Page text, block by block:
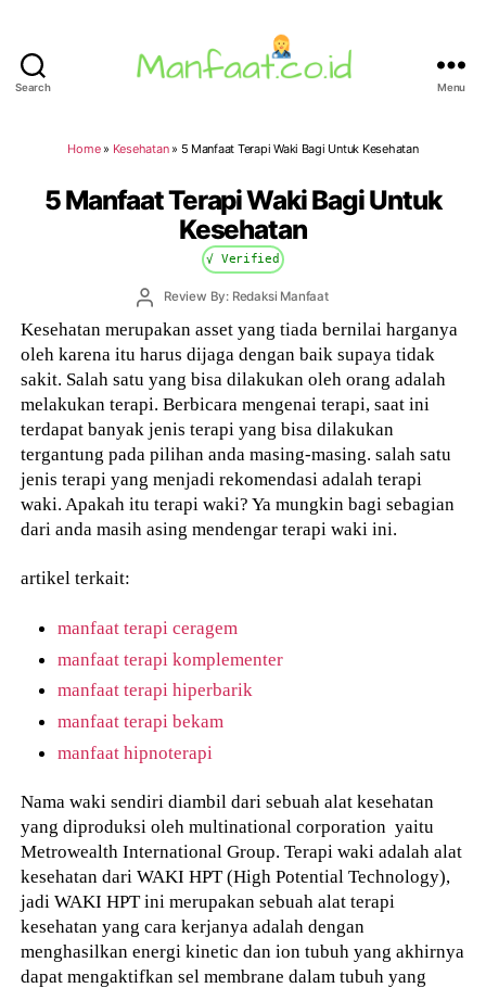
Search Menu
Home» Kesehatan» 5 Manfaat Terapi Waki Bagi Untuk Kesehatan
5 Manfaat Terapi Waki Bagi Untuk
Kesehatan
√ Verified
PostReview By: Redaksi Manfaat
Kesehatan merupakan asset yang tiada bernilai harganya
oleh karena itu harus dijaga dengan baik supaya tidak
sakit. Salah satu yang bisa dilakukan oleh orang adalah
melakukan terapi. Berbicara mengenai terapi, saat ini
terdapat banyak jenis terapi yang bisa dilakukan
tergantung pada pilihan anda masing-masing. salah satu
jenis terapi yang menjadi rekomendasi adalah terapi
waki. Apakah itu terapi waki? Ya mungkin bagi sebagian
dari anda masih asing mendengar terapi waki ini.
artikel terkait:
manfaat terapi ceragem
manfaat terapi komplementer
manfaat terapi hiperbarik
manfaat terapi bekam
manfaat hipnoterapi
Nama waki sendiri diambil dari sebuah alat kesehatan
yang diproduksi oleh multinational corporation yaitu
Metrowealth International Group. Terapi waki adalah alat
kesehatan dari WAKI HPT (High Potential Technology),
jadi WAKI HPT ini merupakan sebuah alat terapi
kesehatan yang cara kerjanya adalah dengan
menghasilkan energi kinetic dan ion tubuh yang akhirnya
dapat mengaktifkan sel membrane dalam tubuh yang